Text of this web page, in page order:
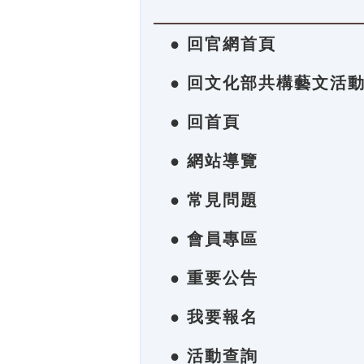
● 回官網首頁
● 回文化部共構藝文活
● 回首頁
● 網站導覽
● 常見問題
● 會員專區
● 重要公告
● 我要報名
● 活動查詢